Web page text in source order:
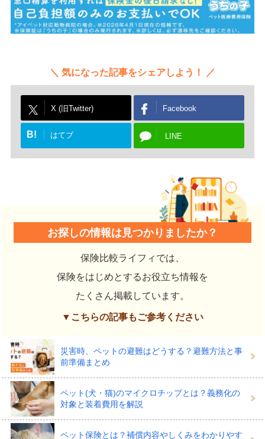
気になった記事をシェアしよう！
X (旧Twitter) Facebook
B! はてブ LINE
お探しの情報は見つかりましたか？
保険比較ライフィでは、
保険をはじめとするお役立ち情報を
たくさん掲載しています。
▼こちらの記事もご参考ください
災害時、ペットの避難はどうする？避難方法と事
前準備まとめ
ペット(犬・猫)のマイクロチップとは？義務化の
対象と装着費用を解説
ペット保険とは？補償内容やしくみをわかりやす